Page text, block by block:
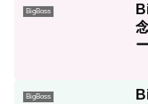
BigBoss
BigBoss